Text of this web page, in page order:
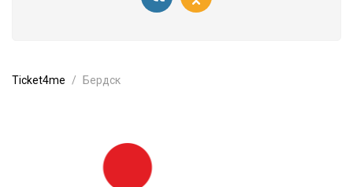
Ticket4me Бердск